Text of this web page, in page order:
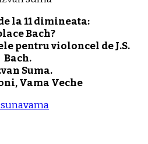
la 11 dimineata:
Bach?
pentru violoncel de J.S.
Bach.
Suma.
Vama Veche
vama